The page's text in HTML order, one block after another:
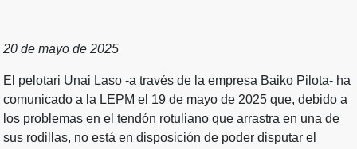
20 de mayo de 2025
El pelotari Unai Laso -a través de la empresa Baiko Pilota- ha
comunicado a la LEPM el 19 de mayo de 2025 que, debido a
los problemas en el tendón rotuliano que arrastra en una de
sus rodillas, no está en disposición de poder disputar el